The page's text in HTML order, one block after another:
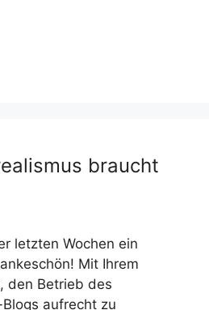
braucht
letzten Wochen ein
Mit Ihrem
den Betrieb des
aufrecht zu